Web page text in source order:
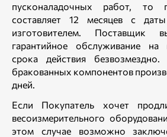
пусконаладочных работ, то
составляет 12 месяцев с
изготовителем. Поставщик
гарантийное обслуживание на
срока действия
бракованных компонентов
дней.
Если Покупатель хочет
весоизмерительного
этом случае возможно